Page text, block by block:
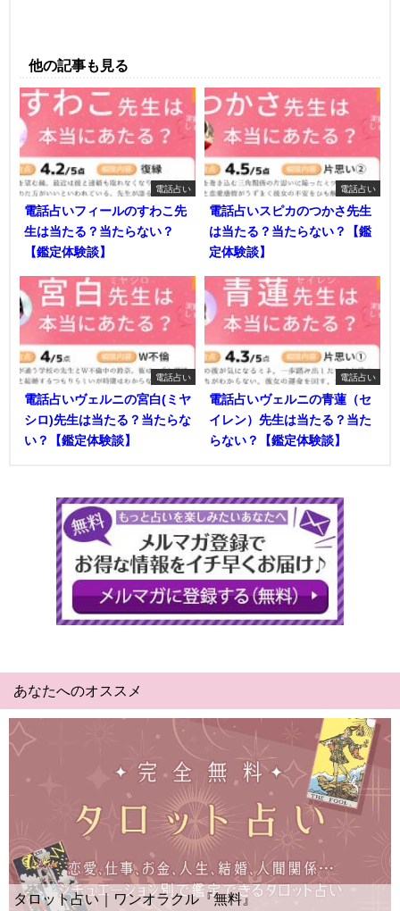
他の記事も見る
電話占い
電話占いフィールのすわこ先
生は当たる？当たらない？
【鑑定体験談】
電話占い
電話占いスピカのつかさ先生
は当たる？当たらない？【鑑
定体験談】
電話占い
電話占いヴェルニの宮白(ミヤ
シロ)先生は当たる？当たらな
い？【鑑定体験談】
電話占い
電話占いヴェルニの青蓮（セ
イレン）先生は当たる？当た
らない？【鑑定体験談】
あなたへのオススメ
タロット占い｜ワンオラクル『無料』